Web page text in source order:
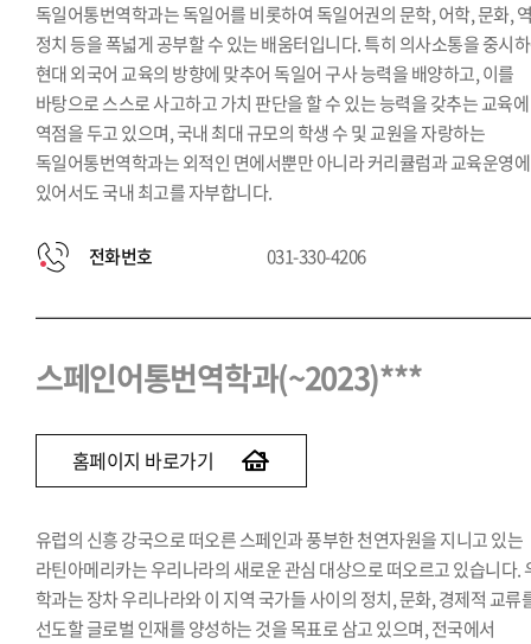
독일어통번역학과는 독일어를 비롯하여 독일어권의 문학, 어학, 문화,
정치 등을 폭넓게 공부할 수 있는 배움터입니다. 특히 의사소통을 중시
현대 외국어 교육의 방향에 맞추어 독일어 구사 능력을 배양하고, 이를
바탕으로 스스로 사고하고 가치 판단을 할 수 있는 능력을 갖추는 교육에
역점을 두고 있으며, 국내 최대 규모의 학생 수 및 교원을 자랑하는
독일어통번역학과는 외적인 면에서뿐만 아니라 커리큘럼과 교육운영에
있어서도 국내 최고를 자부합니다.
전화번호 031-330-4206
스페인어통번역학과(~2023)***
홈페이지 바로가기
유럽의 신흥 강국으로 떠오른 스페인과 풍부한 천연자원을 지니고 있는
라틴아메리카는 우리나라의 새로운 관심 대상으로 떠오르고 있습니다.
학과는 장차 우리나라와 이 지역 국가들 사이의 정치, 문화, 경제적 교류
선도할 글로벌 인재를 양성하는 것을 목표로 삼고 있으며, 전국에서